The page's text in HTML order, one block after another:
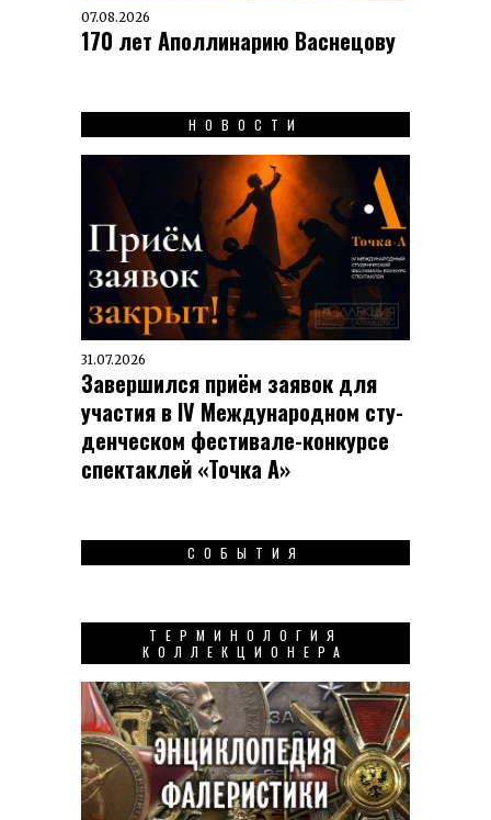
07.08.2026
170 лет Аполлинарию Васнецову
НОВОСТИ
31.07.2026
Завершился приём заявок для
участия в IV Меж­ду­на­род­ном сту­
ден­чес­ком фес­ти­вале-кон­кур­се
спек­таклей «Точка А»
СОБЫТИЯ
ТЕРМИНОЛОГИЯ
КОЛЛЕКЦИОНЕРА